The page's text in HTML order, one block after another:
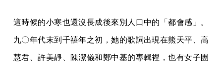
這時候的小寒也還沒長成後來別人口中的「都會感」。
九〇年代末到千禧年之初，她的歌詞出現在熊天平、高
慧君、許美靜、陳潔儀和鄭中基的專輯裡，也有女子團